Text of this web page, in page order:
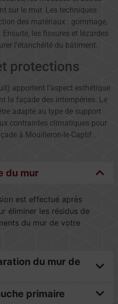
sur le mur. Les techniques
des matériaux : gommage,
les fissures et lézardes
l’étanchéité du bâtiment.
protections
apportent l’aspect esthétique
la façade des intempéries. Le
adapté au type de support
contraintes climatiques pour
à Mouilleron-le-Captif .
du mur
est effectué après
éliminer les résidus de
du mur de votre
du mur de
primaire